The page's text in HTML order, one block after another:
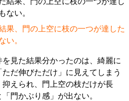
果、門の上空に枝の一つが達した
い。
見た結果分かったのは、綺麗に
だ伸びただけ」に見えてしまう
えられ、門上空の枝だけが長
門かぶり感」が出ない。